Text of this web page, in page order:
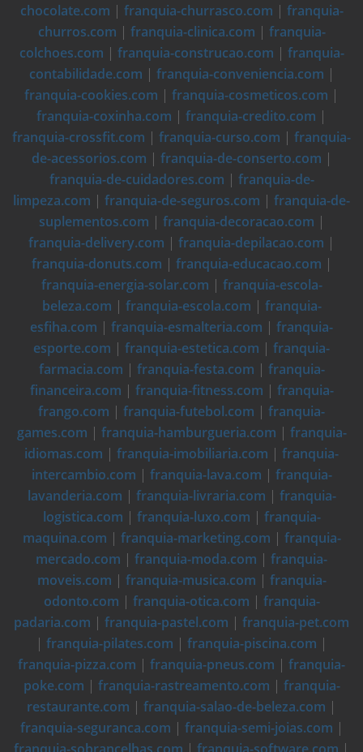
chocolate.com | franquia-churrasco.com | franquia-
churros.com | franquia-clinica.com | franquia-
colchoes.com | franquia-construcao.com | franquia-
contabilidade.com | franquia-conveniencia.com |
franquia-cookies.com | franquia-cosmeticos.com |
franquia-coxinha.com | franquia-credito.com |
franquia-crossfit.com | franquia-curso.com | franquia-
de-acessorios.com | franquia-de-conserto.com |
franquia-de-cuidadores.com | franquia-de-
limpeza.com | franquia-de-seguros.com | franquia-de-
suplementos.com | franquia-decoracao.com |
franquia-delivery.com | franquia-depilacao.com |
franquia-donuts.com | franquia-educacao.com |
franquia-energia-solar.com | franquia-escola-
beleza.com | franquia-escola.com | franquia-
esfiha.com | franquia-esmalteria.com | franquia-
esporte.com | franquia-estetica.com | franquia-
farmacia.com | franquia-festa.com | franquia-
financeira.com | franquia-fitness.com | franquia-
frango.com | franquia-futebol.com | franquia-
games.com | franquia-hamburgueria.com | franquia-
idiomas.com | franquia-imobiliaria.com | franquia-
intercambio.com | franquia-lava.com | franquia-
lavanderia.com | franquia-livraria.com | franquia-
logistica.com | franquia-luxo.com | franquia-
maquina.com | franquia-marketing.com | franquia-
mercado.com | franquia-moda.com | franquia-
moveis.com | franquia-musica.com | franquia-
odonto.com | franquia-otica.com | franquia-
padaria.com | franquia-pastel.com | franquia-pet.com
| franquia-pilates.com | franquia-piscina.com |
franquia-pizza.com | franquia-pneus.com | franquia-
poke.com | franquia-rastreamento.com | franquia-
restaurante.com | franquia-salao-de-beleza.com |
franquia-seguranca.com | franquia-semi-joias.com |